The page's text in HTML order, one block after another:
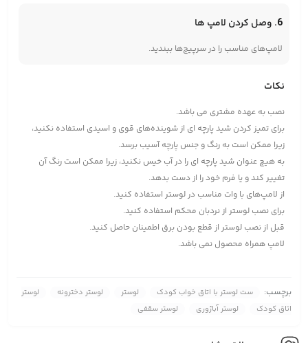
6. وصل کردن لامپ ها
لامپ‌های مناسب را در سرپیچ‌ها ببندید.
نکات
نصب به عهده مشتری می باشد.
برای تمیز کردن شید پارچه ای از شوینده‌های قوی و اسیدی استفاده نکنید،
زیرا ممکن است به رنگ و جنس پارچه آسیب برسد.
به هیچ عنوان شید پارچه ای را در آب خیس نکنید، زیرا ممکن است رنگ آن
تغییر کند و یا فرم خود را از دست بدهد.
از لامپ‌های با وات مناسب در لوستر استفاده کنید.
برای نصب لوستر از نردبان محکم استفاده کنید.
قبل از نصب لوستر از قطع بودن برق اطمینان حاصل کنید.
لامپ همراه محصول نمی باشد.
برچسب: ست لوستر با اتاق خواب کودک لوستر لوستر دخترونه
لوستر
اتاق کودک
لوستر آباژوری لوستر سقفی